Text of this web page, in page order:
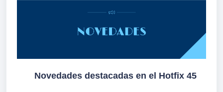
Novedades destacadas en el Hotfix 45